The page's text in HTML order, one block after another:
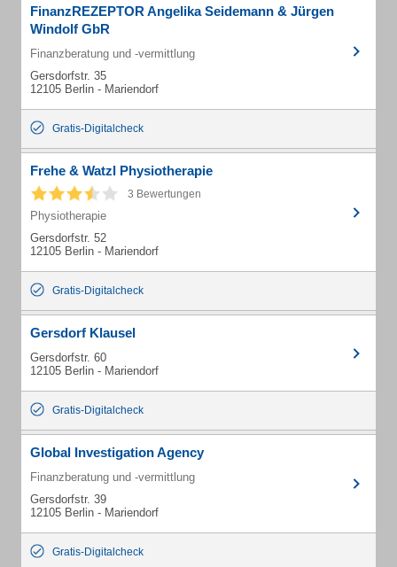
FinanzREZEPTOR Angelika Seidemann & Jürgen
Windolf GbR
Finanzberatung und -vermittlung
Gersdorfstr. 35
12105 Berlin - Mariendorf
Gratis-Digitalcheck
Frehe & Watzl Physiotherapie
3 Bewertungen
Physiotherapie
Gersdorfstr. 52
12105 Berlin - Mariendorf
Gratis-Digitalcheck
Gersdorf Klausel
Gersdorfstr. 60
12105 Berlin - Mariendorf
Gratis-Digitalcheck
Global Investigation Agency
Finanzberatung und -vermittlung
Gersdorfstr. 39
12105 Berlin - Mariendorf
Gratis-Digitalcheck